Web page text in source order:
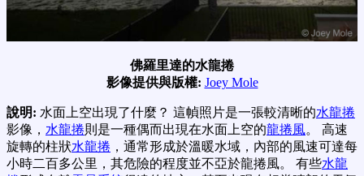
佛羅里達的水龍捲
影像提供與版權: Joey Mole
說明: 水面上空出現了什麼？ 這幀照片是一張較清晰的水龍捲
影像， 水龍捲則是一種偶而出現在水面上空的龍捲風。 高速
旋轉的柱狀水龍捲 ，通常形成於溫暖水域，內部的風速可達每
小時二百多公里，其危險的程度並不亞於龍捲風。 有些水龍